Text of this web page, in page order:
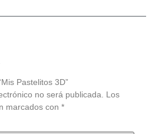
Pastelitos 3D”
no será publicada.
Los
marcados con *